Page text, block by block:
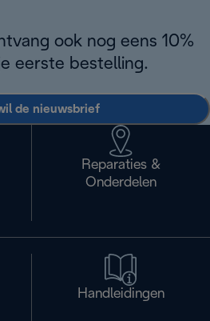
ook nog eens 10%
eerste bestelling.
de nieuwsbrief
Reparaties &
Onderdelen
Handleidingen